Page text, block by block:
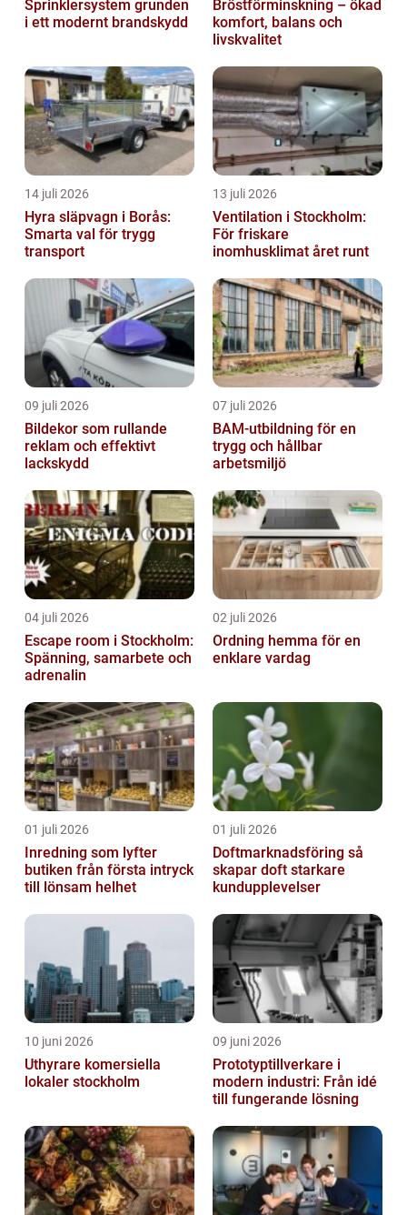
Sprinklersystem grunden
i ett modernt brandskydd
Bröstförminskning – ökad
komfort, balans och
livskvalitet
14 juli 2026
Hyra släpvagn i Borås:
Smarta val för trygg
transport
13 juli 2026
Ventilation i Stockholm:
För friskare
inomhusklimat året runt
09 juli 2026
Bildekor som rullande
reklam och effektivt
lackskydd
07 juli 2026
BAM-utbildning för en
trygg och hållbar
arbetsmiljö
04 juli 2026
Escape room i Stockholm:
Spänning, samarbete och
adrenalin
02 juli 2026
Ordning hemma för en
enklare vardag
01 juli 2026
Inredning som lyfter
butiken från första intryck
till lönsam helhet
01 juli 2026
Doftmarknadsföring så
skapar doft starkare
kundupplevelser
10 juni 2026
Uthyrare komersiella
lokaler stockholm
09 juni 2026
Prototyptillverkare i
modern industri: Från idé
till fungerande lösning